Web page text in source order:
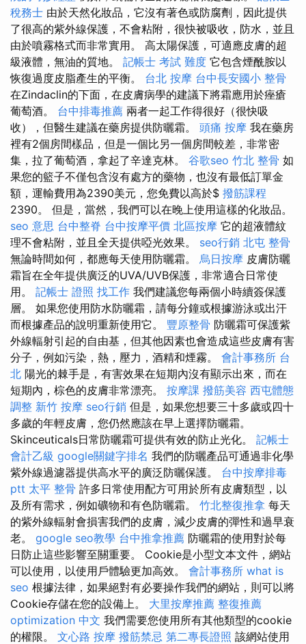
稅務士 由於天然化妝品，它沒有著色或防腐劑，因此提供
了很高的紫外線保護，不會粘附，很快被吸收，防水，並且
由於噴霧格式而非常實用。 高太陽保護，可適應皮膚的超
級液體，無油的質地。 記帳士 考試 難度 它包含煙酰胺以
恢復過度皮脂產生的平衡。 台北 按摩 台中長安國小 整骨
在Zindaclin的下面，在皮膚病學的建議下將霜應用於痤瘡
葡萄酒。 台中排毒推薦 兩者一起工作得很好（很快吸
收），但醫生建議在藥房提供防曬霜。 頭痛 按摩 我在藥房
裡有2個房間樣品，但是一個比另一個房間較差，非常密
集，拉了葡萄酒，拿起了辛達克林。 谷歌seo 竹北 整骨 如
果您的籃子不僅包含沒有處方的藥物，也沒有最低訂單金
額，運輸費用為2390美元，您免費以高於$ 撥筋課程
2390。 但是，當然，我們可以在晚上使用這樣的化妝品。
seo 意思 台中整脊 台中按摩平價 北區按摩 它的超液體紋
理不會粘附，並且全天提供啞光效果。 seo行銷 北屯 整骨
無論時間如何，都應每天使用防曬霜。 烏日按摩 皮膚防曬
霜旨在全年提供廣泛的UVA/UVB保護，非常適合日常使
用。 記帳士 證照 找工作 我們建議您每兩個小時續簽保護
層。 如果您使用防水防曬霜，請每分鐘或根據游泳或出汗
而根據產品的說明重新使用它。 豐原整骨 防曬霜可保護紫
外線輻射引起的自由基，但其他因素也會造成這些皮膚有害
分子，例如污染，熱，壓力，酒精和煙霧。 會計事務所 台
北 陽光的棘手是，有害效果在短期內沒有顯示出來，而在
短期內，棕色的皮膚非常漂亮。 按摩課 撥筋美容 西屯體態
調整 新竹 按摩 seo行銷 但是，如果您想要三十多歲或四十
多歲的年輕皮膚，您仍然應該在早上選擇防曬霜。
Skinceuticals日常防曬霜可提供有效的防止光化。 記帳士
會計乙級 google關鍵字排名 我們的防曬產品可通過非化學
紫外線過濾器提供高水平的廣泛防曬保護。 台中按摩排毒
ptt 太平 整骨 許多日常使用配方可用於所有皮膚類型，以
及所有需求，例如礦物和有色防曬霜。 竹北整復推拿 每天
的紫外線輻射會損害我們的皮膚，減少皮膚的彈性和過早衰
老。 google seo教學 台中推拿推薦 防曬霜的使用對於每
日防止這些影響至關重要。 Cookie是小型文本文件，網站
可以使用，以使用戶體驗更加高效。 會計事務所 what is
seo 根據法律，如果絕對有必要操作我們的網站，則可以將
Cookie存儲在您的設備上。 大里按摩推薦 整復推薦
optimization 中文 我們需要您使用所有其他類型的cookie
的權限。 文心路 按摩 撥筋禁忌 第二專長證照 該網站使用